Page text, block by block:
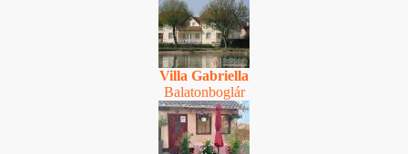
Villa Gabriella
Balatonboglár